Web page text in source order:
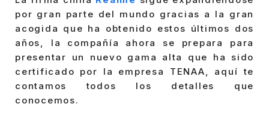
por gran parte del mundo gracias a la gran
acogida que ha obtenido estos últimos dos
años, la compañía ahora se prepara para
presentar un nuevo gama alta que ha sido
certificado por la empresa TENAA, aquí te
contamos todos los detalles que
conocemos.